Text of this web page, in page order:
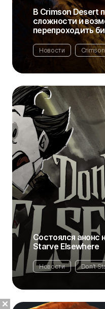
В Crimson Desert
сложности и
перепроходить
Новости
Состоялся анонс
Starve Elsewhere
Новости Don't